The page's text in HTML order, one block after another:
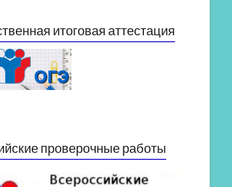
итоговая аттестация
проверочные работы